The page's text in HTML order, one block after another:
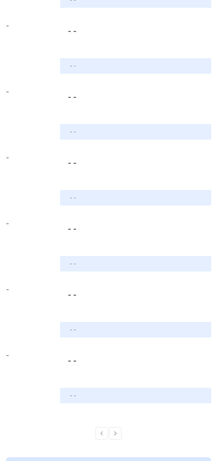
-
- -
- -
-
- -
- -
-
- -
- -
-
- -
- -
-
- -
- -
-
- -
- -